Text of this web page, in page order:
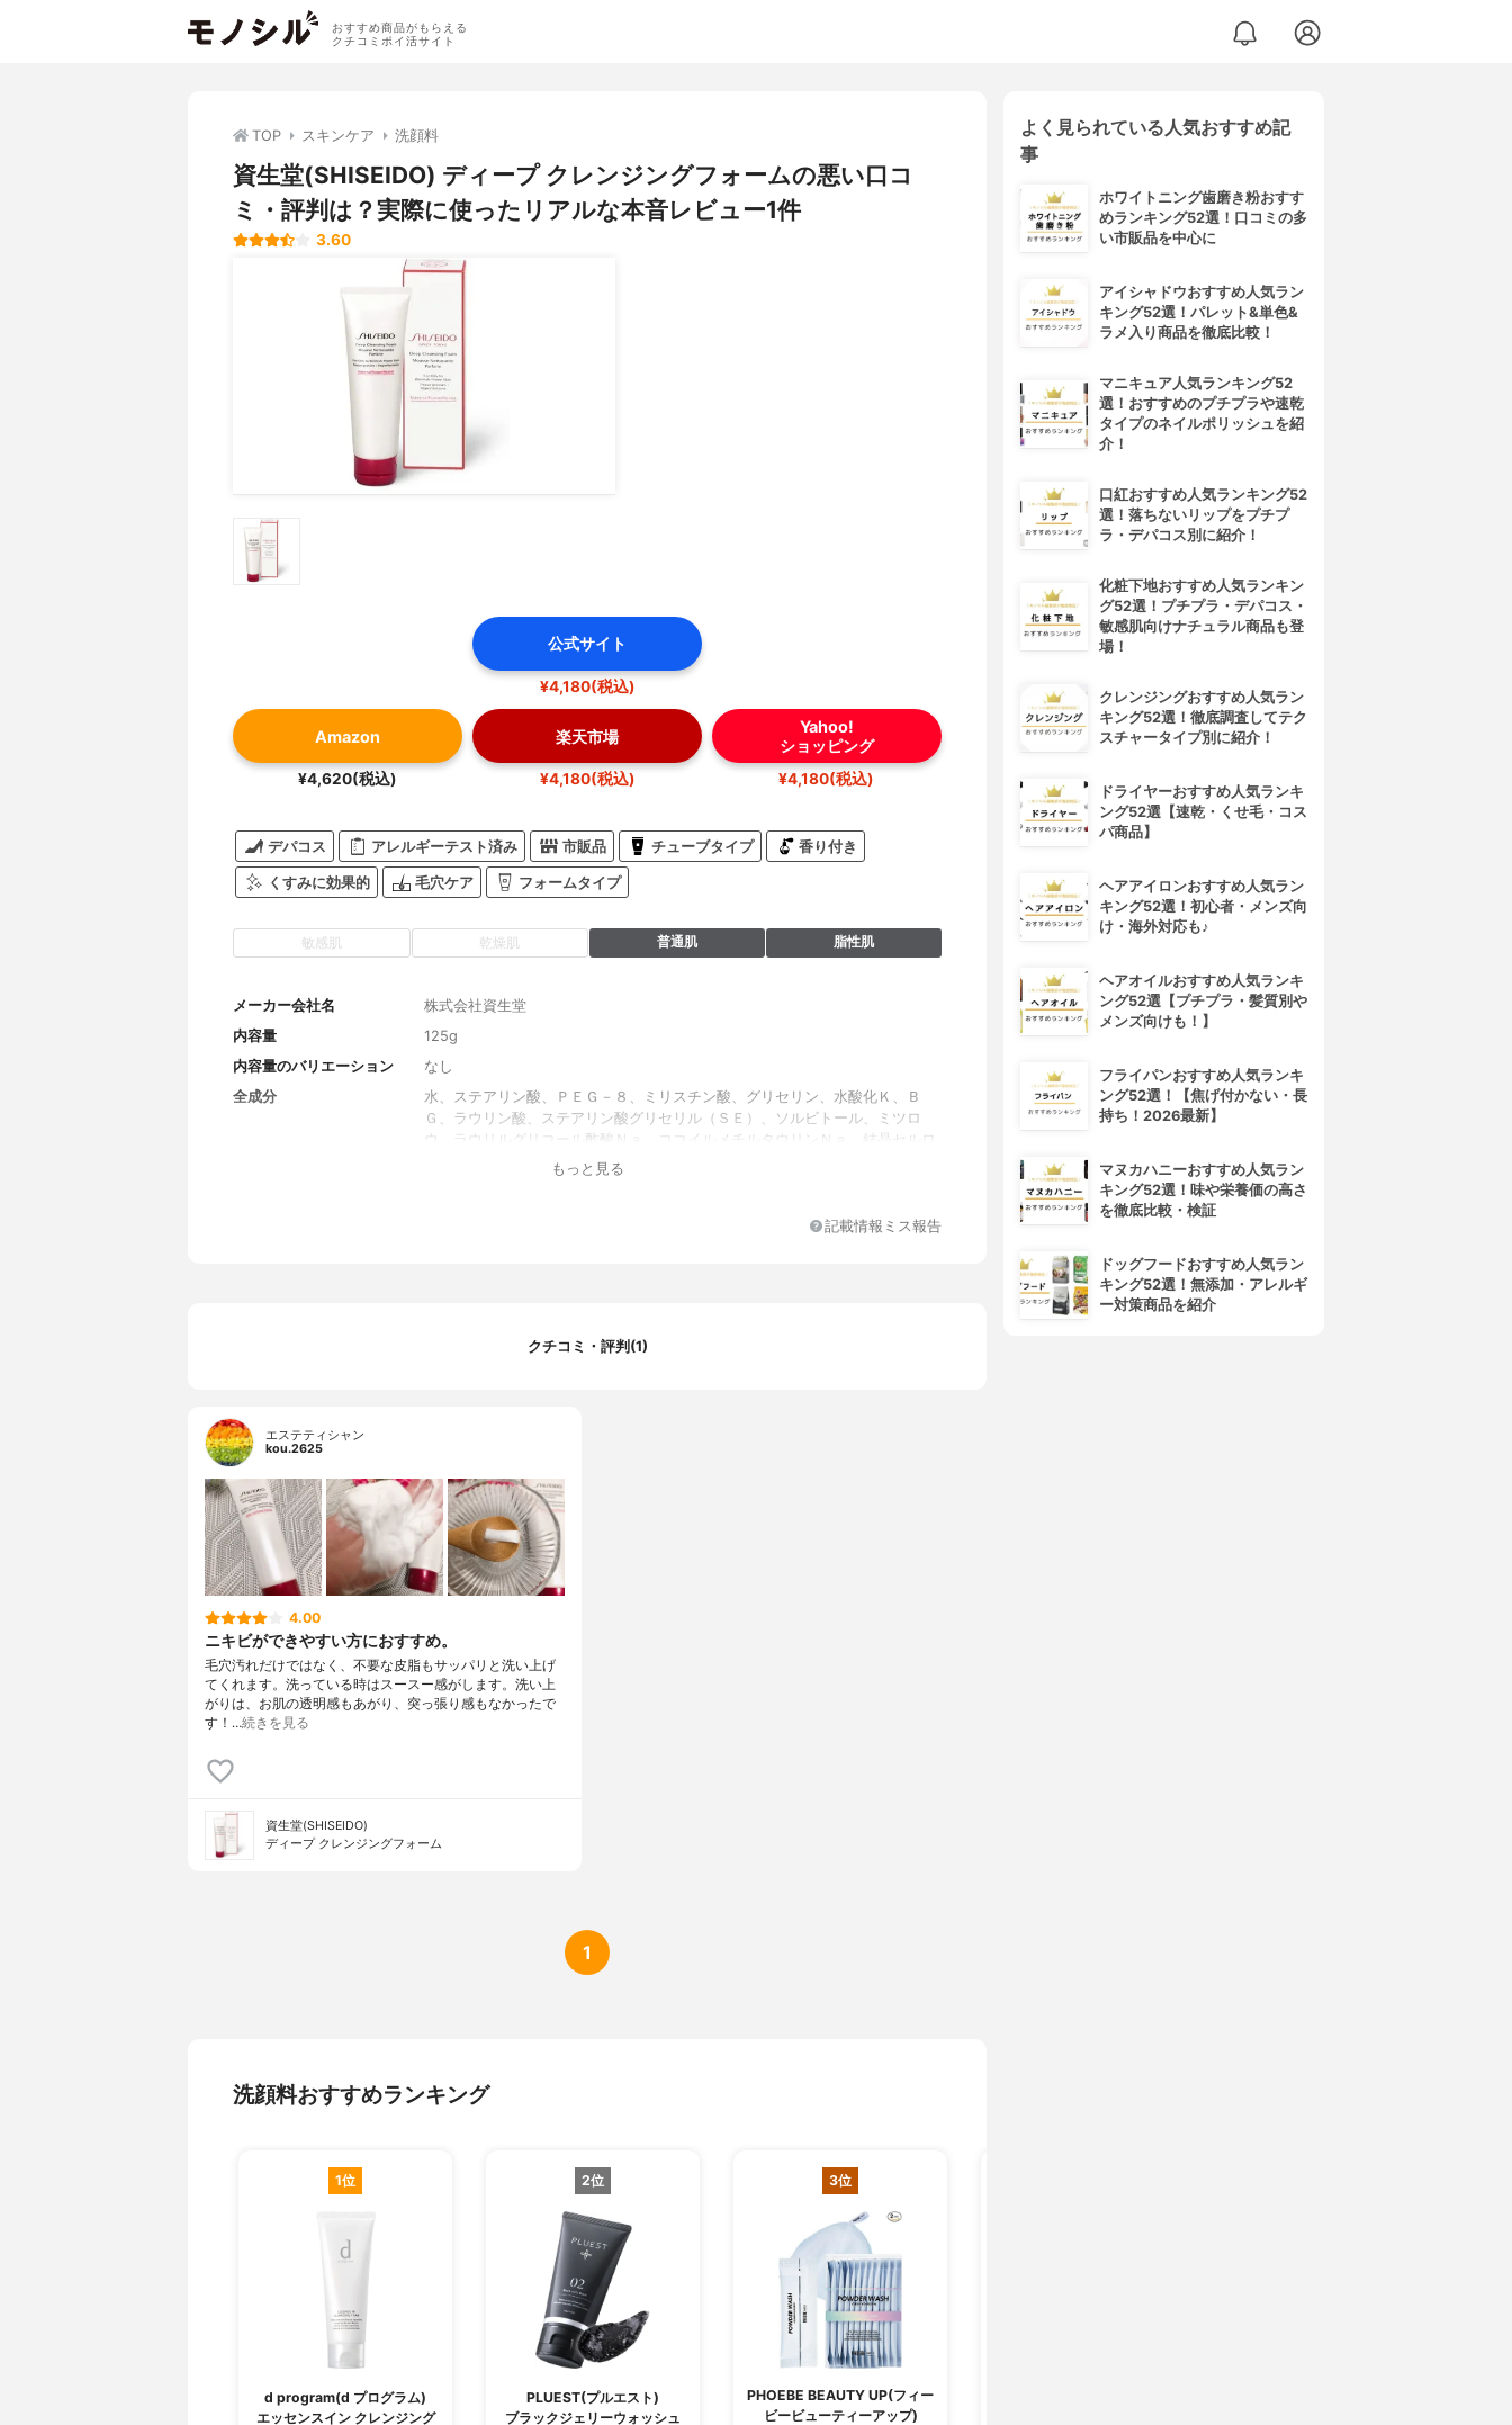
おすすめ商品がもらえる
クチコミポイ活サイト
TOP スキンケア 洗顔料
資生堂(SHISEIDO) ディープ クレンジングフォームの悪い口コ
ミ・評判は？実際に使ったリアルな本音レビュー1件
3.60
公式サイト
¥4,180(税込)
Amazon
¥4,620(税込)
楽天市場
¥4,180(税込)
Yahoo!
ショッピング
¥4,180(税込)
デパコス アレルギーテスト済み 市販品 チューブタイプ 香り付き
くすみに効果的 毛穴ケア フォームタイプ
敏感肌 乾燥肌 普通肌 脂性肌
メーカー会社名
株式会社資生堂
内容量
125g
内容量のバリエーション
なし
全成分
水、ステアリン酸、ＰＥＧ－８、ミリスチン酸、グリセリン、水酸化Ｋ、Ｂ
Ｇ、ラウリン酸、ステアリン酸グリセリル（ＳＥ）、ソルビトール、ミツロ
ウ、ラウリルグリコール酢酸Ｎａ、ココイルメチルタウリンＮａ、結晶セルロ
ース、メントール、コメ胚芽油、アクリレーツコポリマー、シャクヤク根エキ
ＥＤＴＡ－４Ｎａ、ラウリル硫酸Ｎａ、トコフェロール、安息香酸、香料、グ
もっと見る
記載情報ミス報告
クチコミ・評判(1)
エステティシャン
kou.2625
4.00
ニキビができやすい方におすすめ。
毛穴汚れだけではなく、不要な皮脂もサッパリと洗い上げ
てくれます。洗っている時はスースー感がします。洗い上
がりは、お肌の透明感もあがり、突っ張り感もなかったで
す！…続きを見る
資生堂(SHISEIDO)
ディープ クレンジングフォーム
1
洗顔料おすすめランキング
1位
d program(d プログラム)
エッセンスイン クレンジング
2位
PLUEST(プルエスト)
ブラックジェリーウォッシュ
3位
PHOEBE BEAUTY UP(フィー
ビービューティーアップ)
よく見られている人気おすすめ記
事
ホワイトニング歯磨き粉おすす
めランキング52選！口コミの多
い市販品を中心に
アイシャドウおすすめ人気ラン
キング52選！パレット&単色&
ラメ入り商品を徹底比較！
マニキュア人気ランキング52
選！おすすめのプチプラや速乾
タイプのネイルポリッシュを紹
介！
口紅おすすめ人気ランキング52
選！落ちないリップをプチプ
ラ・デパコス別に紹介！
化粧下地おすすめ人気ランキン
グ52選！プチプラ・デパコス・
敏感肌向けナチュラル商品も登
場！
クレンジングおすすめ人気ラン
キング52選！徹底調査してテク
スチャータイプ別に紹介！
ドライヤーおすすめ人気ランキ
ング52選【速乾・くせ毛・コス
パ商品】
ヘアアイロンおすすめ人気ラン
キング52選！初心者・メンズ向
け・海外対応も♪
ヘアオイルおすすめ人気ランキ
ング52選【プチプラ・髪質別や
メンズ向けも！】
フライパンおすすめ人気ランキ
ング52選！【焦げ付かない・長
持ち！2026最新】
マヌカハニーおすすめ人気ラン
キング52選！味や栄養価の高さ
を徹底比較・検証
ドッグフードおすすめ人気ラン
キング52選！無添加・アレルギ
ー対策商品を紹介